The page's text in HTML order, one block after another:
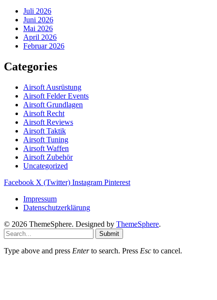
Juli 2026
Juni 2026
Mai 2026
April 2026
Februar 2026
Categories
Airsoft Ausrüstung
Airsoft Felder Events
Airsoft Grundlagen
Airsoft Recht
Airsoft Reviews
Airsoft Taktik
Airsoft Tuning
Airsoft Waffen
Airsoft Zubehör
Uncategorized
Facebook X (Twitter) Instagram Pinterest
Impressum
Datenschutzerklärung
© 2026 ThemeSphere. Designed by ThemeSphere.
Submit
Type above and press Enterto search. Press Esc to cancel.